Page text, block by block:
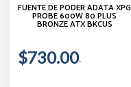
FUENTE DE PODER ADATA XPG
PROBE 600W 80 PLUS
BRONZE ATX BKCUS
$730.00